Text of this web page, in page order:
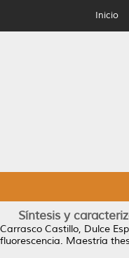
Inicio
Síntesis y
Carrasco Castillo, Dulce
fluorescencia. Maestría